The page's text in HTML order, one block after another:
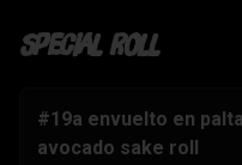
Special Roll
#19a envuelto en palta
avocado sake roll